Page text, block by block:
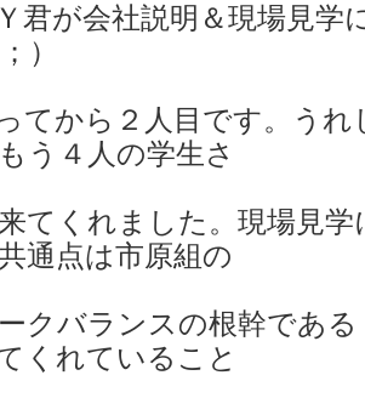
君が会社説明＆現場見学
）
てから２人目です。う
う４人の学生さ
てくれました。現場見
通点は市原組の
クバランスの根幹であ
くれていること